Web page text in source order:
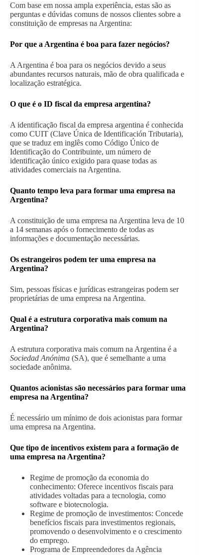
Com base em nossa ampla experiência, estas são as
perguntas e dúvidas comuns de nossos clientes sobre a
constituição de empresas na Argentina:
Por que a Argentina é boa para fazer negócios?
A Argentina é boa para os negócios devido a seus
abundantes recursos naturais, mão de obra qualificada e
localização estratégica.
O que é o ID fiscal da empresa argentina?
A identificação fiscal da empresa argentina é conhecida
como CUIT (Clave Única de Identificación Tributaria),
que se traduz em inglês como Código Único de
Identificação do Contribuinte, um número de
identificação único exigido para quase todas as
atividades comerciais na Argentina.
Quanto tempo leva para formar uma empresa na
Argentina?
A constituição de uma empresa na Argentina leva de 10
a 14 semanas após o fornecimento de todas as
informações e documentação necessárias.
Os estrangeiros podem ter uma empresa na
Argentina?
Sim, pessoas físicas e jurídicas estrangeiras podem ser
proprietárias de uma empresa na Argentina.
Qual é a estrutura corporativa mais comum na
Argentina?
A estrutura corporativa mais comum na Argentina é a
Sociedad Anónima (SA), que é semelhante a uma
sociedade anônima.
Quantos acionistas são necessários para formar uma
empresa na Argentina?
É necessário um mínimo de dois acionistas para formar
uma empresa na Argentina.
Que tipo de incentivos existem para a formação de
uma empresa na Argentina?
Regime de promoção da economia do
conhecimento: Oferece incentivos fiscais para
atividades voltadas para a tecnologia, como
software e biotecnologia.
Regime de promoção de investimentos: Concede
benefícios fiscais para investimentos regionais,
promovendo o desenvolvimento e o crescimento
do emprego.
Programa de Empreendedores da Agência